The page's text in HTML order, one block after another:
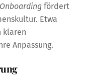
fördert
Etwa
klaren
Anpassung.